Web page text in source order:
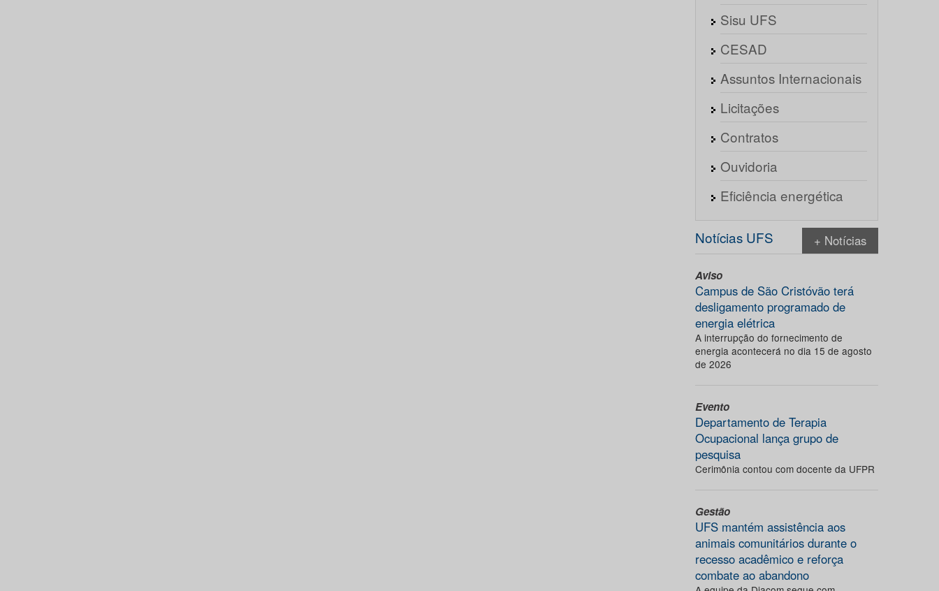
Sisu UFS
CESAD
Assuntos Internacionais
Licitações
Contratos
Ouvidoria
Eficiência energética
Notícias UFS + Notícias
Aviso
Campus de São Cristóvão terá
desligamento programado de
energia elétrica
A interrupção do fornecimento de
energia acontecerá no dia 15 de agosto
de 2026
Evento
Departamento de Terapia
Ocupacional lança grupo de
pesquisa
Cerimônia contou com docente da UFPR
Gestão
UFS mantém assistência aos
animais comunitários durante o
recesso acadêmico e reforça
combate ao abandono